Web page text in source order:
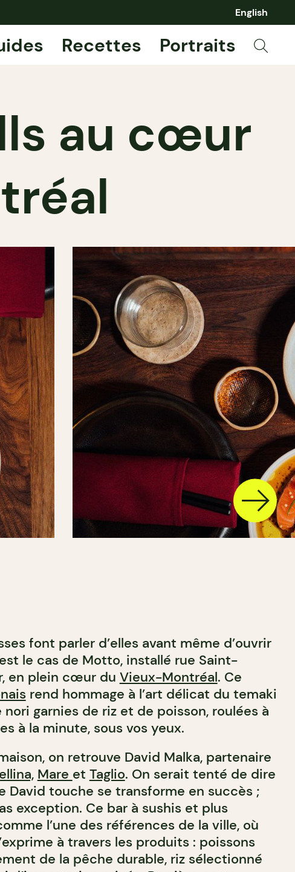
English
Recettes Portraits
au cœur
font parler d’elles avant même d’ouvrir
le cas de Motto, installé rue Saint-
en plein cœur du Vieux-Montréal. Ce
rend hommage à l’art délicat du temaki
garnies de riz et de poisson, roulées à
à la minute, sous vos yeux.
on retrouve David Malka, partenaire
Mare et Taglio. On serait tenté de dire
David touche se transforme en succès ;
exception. Ce bar à sushis et plus
l’une des références de la ville, où
à travers les produits : poissons
de la pêche durable, riz sélectionné